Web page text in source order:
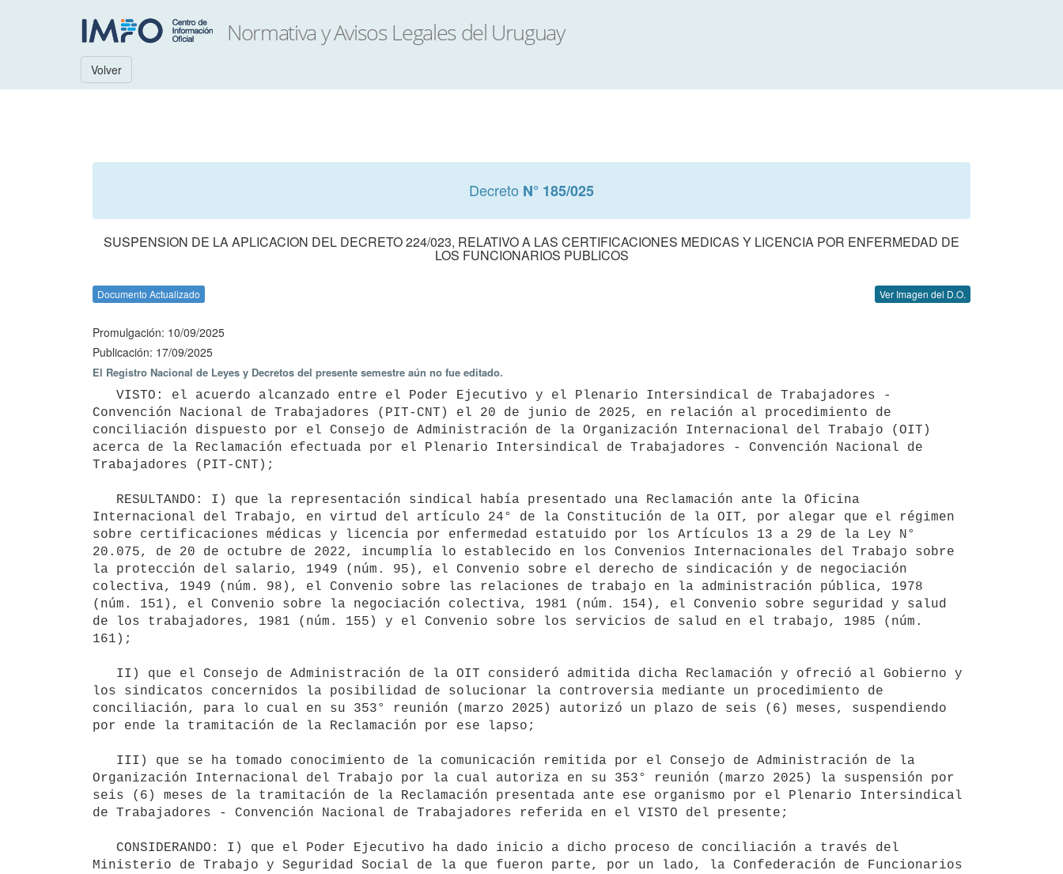
Volver
Decreto N° 185/025
SUSPENSION DE LA APLICACION DEL DECRETO 224/023, RELATIVO A LAS CERTIFICACIONES MEDICAS Y LICENCIA POR ENFERMEDAD DE
LOS FUNCIONARIOS PUBLICOS
Documento Actualizado Ver Imagen del D.O.
Promulgación: 10/09/2025
Publicación: 17/09/2025
El Registro Nacional de Leyes y Decretos del presente semestre aún no fue editado.
Convención Nacional de Trabajadores (PIT-CNT) el 20 de junio de 2025, en relación al procedimiento de
conciliación dispuesto por el Consejo de Administración de la Organización Internacional del Trabajo (OIT)
acerca de la Reclamación efectuada por el Plenario Intersindical de Trabajadores - Convención Nacional de
Trabajadores (PIT-CNT);
Internacional del Trabajo, en virtud del artículo 24° de la Constitución de la OIT, por alegar que el régimen
sobre certificaciones médicas y licencia por enfermedad estatuido por los Artículos 13 a 29 de la Ley N°
20.075, de 20 de octubre de 2022, incumplía lo establecido en los Convenios Internacionales del Trabajo sobre
la protección del salario, 1949 (núm. 95), el Convenio sobre el derecho de sindicación y de negociación
colectiva, 1949 (núm. 98), el Convenio sobre las relaciones de trabajo en la administración pública, 1978
(núm. 151), el Convenio sobre la negociación colectiva, 1981 (núm. 154), el Convenio sobre seguridad y salud
de los trabajadores, 1981 (núm. 155) y el Convenio sobre los servicios de salud en el trabajo, 1985 (núm.
161);
los sindicatos concernidos la posibilidad de solucionar la controversia mediante un procedimiento de
conciliación, para lo cual en su 353° reunión (marzo 2025) autorizó un plazo de seis (6) meses, suspendiendo
por ende la tramitación de la Reclamación por ese lapso;
Organización Internacional del Trabajo por la cual autoriza en su 353° reunión (marzo 2025) la suspensión por
seis (6) meses de la tramitación de la Reclamación presentada ante ese organismo por el Plenario Intersindical
de Trabajadores - Convención Nacional de Trabajadores referida en el VISTO del presente;
Ministerio de Trabajo y Seguridad Social de la que fueron parte, por un lado, la Confederación de Funcionarios